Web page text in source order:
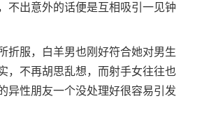
不出意外的话便是互相吸引一见钟
服，白羊男也刚好符合她对男生
，不再胡思乱想，而射手女往往也
异性朋友一个没处理好很容易引发